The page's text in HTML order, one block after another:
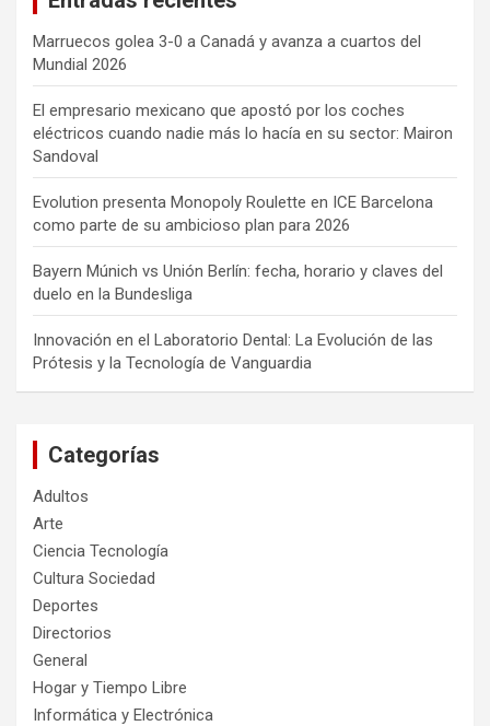
Marruecos golea 3-0 a Canadá y avanza a cuartos del
Mundial 2026
El empresario mexicano que apostó por los coches
eléctricos cuando nadie más lo hacía en su sector: Mairon
Sandoval
Evolution presenta Monopoly Roulette en ICE Barcelona
como parte de su ambicioso plan para 2026
Bayern Múnich vs Unión Berlín: fecha, horario y claves del
duelo en la Bundesliga
Innovación en el Laboratorio Dental: La Evolución de las
Prótesis y la Tecnología de Vanguardia
Categorías
Adultos
Arte
Ciencia Tecnología
Cultura Sociedad
Deportes
Directorios
General
Hogar y Tiempo Libre
Informática y Electrónica